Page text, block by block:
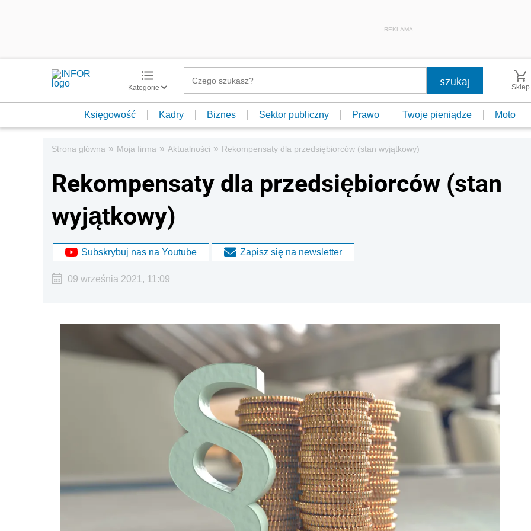
REKLAMA
Kategorie Sklep
Księgowość Kadry Biznes Sektor publiczny Prawo Twoje pieniądze Moto
Strona główna » Moja firma » Aktualności » Rekompensaty dla przedsiębiorców (stan wyjątkowy)
Rekompensaty dla przedsiębiorców (stan
wyjątkowy)
Subskrybuj nas na Youtube Zapisz się na newsletter
09 września 2021, 11:09